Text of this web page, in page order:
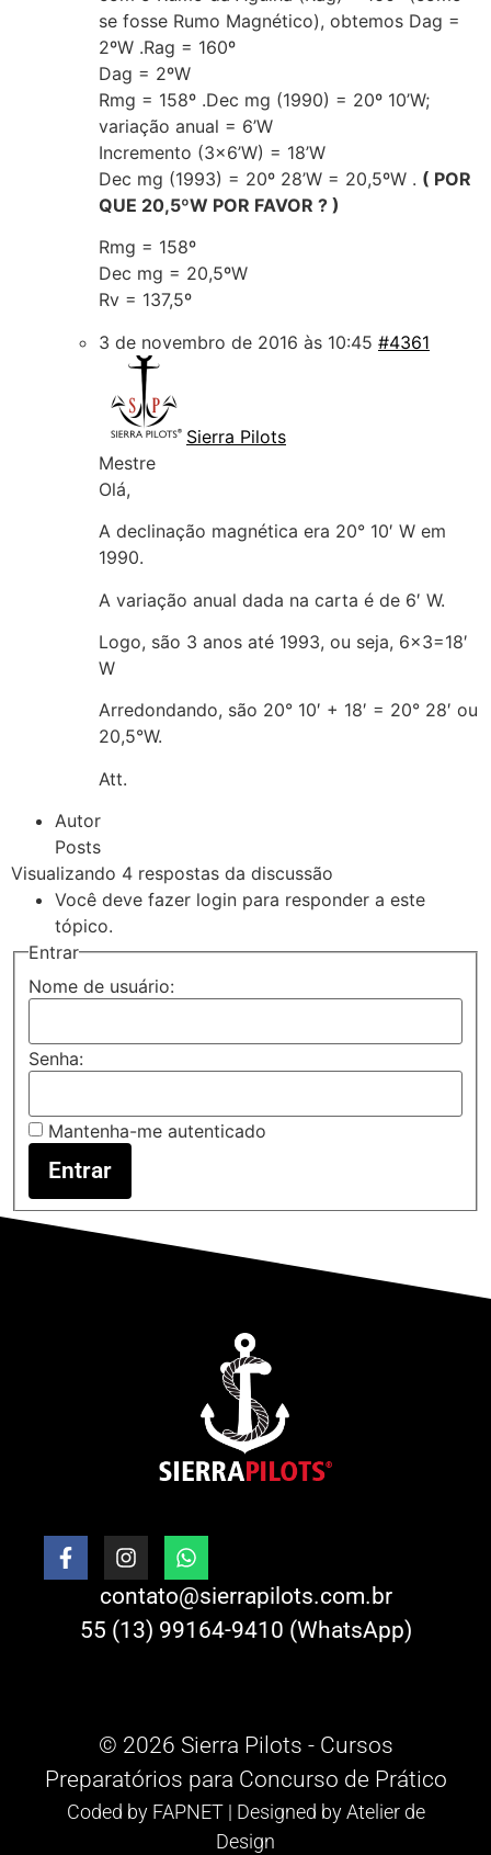
se fosse Rumo Magnético), obtemos Dag =
2ºW .Rag = 160º
Dag = 2ºW
Rmg = 158º .Dec mg (1990) = 20º 10’W;
variação anual = 6’W
Incremento (3×6’W) = 18’W
Dec mg (1993) = 20º 28’W = 20,5ºW . ( POR
QUE 20,5ºW POR FAVOR ? )
Rmg = 158º
Dec mg = 20,5ºW
Rv = 137,5º
3 de novembro de 2016 às 10:45 #4361
Sierra Pilots
Mestre
Olá,
A declinação magnética era 20° 10′ W em
1990.
A variação anual dada na carta é de 6′ W.
Logo, são 3 anos até 1993, ou seja, 6×3=18′
W
Arredondando, são 20° 10′ + 18′ = 20° 28′ ou
20,5°W.
Att.
Autor
Posts
Visualizando 4 respostas da discussão
Você deve fazer login para responder a este
tópico.
Entrar
Nome de usuário:
Senha:
Mantenha-me autenticado
Entrar
contato@sierrapilots.com.br
55 (13) 99164-9410 (WhatsApp)
© 2026 Sierra Pilots - Cursos
Preparatórios para Concurso de Prático
Coded by FAPNET| Designed byAtelier de
Design